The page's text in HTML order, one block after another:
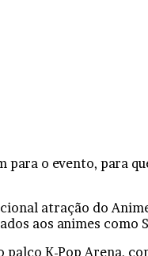
o evento, para
atração do
aos animes como
K-Pop Arena,